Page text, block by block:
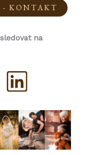
- KONTAKT
na
L
n
k